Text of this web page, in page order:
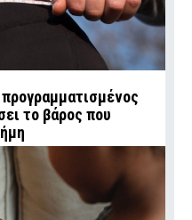
προγραμματισμένος
το βάρος που